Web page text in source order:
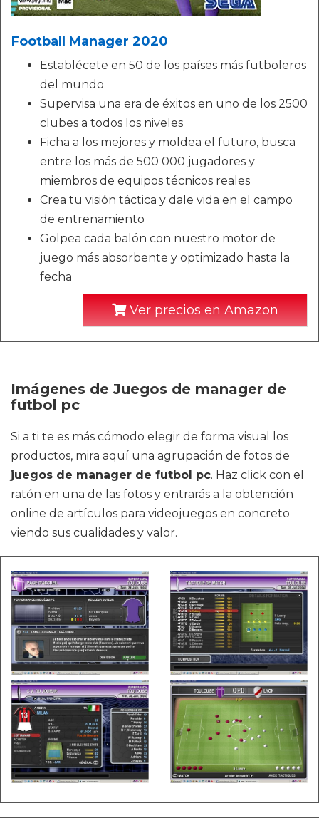
Football Manager 2020
Establécete en 50 de los países más futboleros
del mundo
Supervisa una era de éxitos en uno de los 2500
clubes a todos los niveles
Ficha a los mejores y moldea el futuro, busca
entre los más de 500 000 jugadores y
miembros de equipos técnicos reales
Crea tu visión táctica y dale vida en el campo
de entrenamiento
Golpea cada balón con nuestro motor de
juego más absorbente y optimizado hasta la
fecha
Ver precios en Amazon
Imágenes de Juegos de manager de
futbol pc
Si a ti te es más cómodo elegir de forma visual los
productos, mira aquí una agrupación de fotos de
juegos de manager de futbol pc. Haz click con el
ratón en una de las fotos y entrarás a la obtención
online de artículos para videojuegos en concreto
viendo sus cualidades y valor.